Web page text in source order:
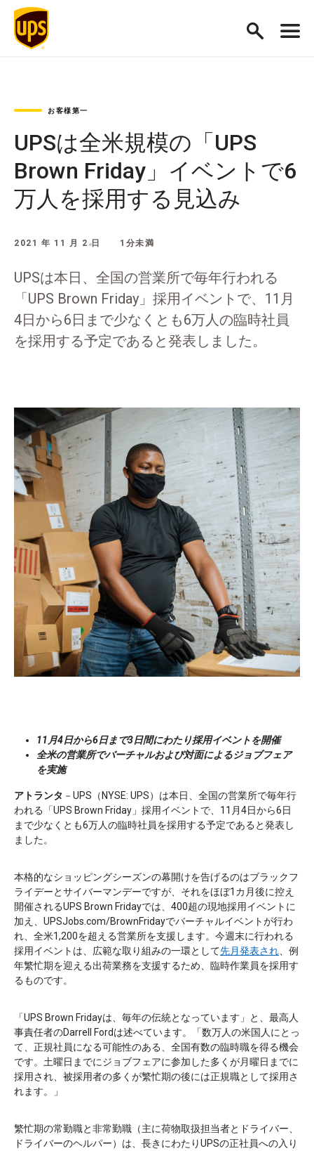
お客様第一
UPSは全米規模の「UPS
Brown Friday」イベントで6
万人を採用する見込み
2021 年 11 月 2 日 1分未満
UPSは本日、全国の営業所で毎年行われる
「UPS Brown Friday」採用イベントで、11月
4日から6日まで少なくとも6万人の臨時社員
を採用する予定であると発表しました。
11月4日から6日まで3日間にわたり採用イベントを開催
全米の営業所でバーチャルおよび対面によるジョブフェア
を実施
アトランタ －UPS（NYSE: UPS）は本日、全国の営業所で毎年行
われる「UPS Brown Friday」採用イベントで、11月4日から6日
まで少なくとも6万人の臨時社員を採用する予定であると発表し
ました。
本格的なショッピングシーズンの幕開けを告げるのはブラックフ
ライデーとサイバーマンデーですが、それをほぼ1カ月後に控え
開催されるUPS Brown Fridayでは、400超の現地採用イベントに
加え、UPSJobs.com/BrownFridayでバーチャルイベントが行わ
れ、全米1,200を超える営業所を支援します。今週末に行われる
採用イベントは、広範な取り組みの一環として先月発表され 、例
年繁忙期を迎える出荷業務を支援するため、臨時作業員を採用す
るものです。
「UPS Brown Fridayは、毎年の伝統となっています」と、最高人
事責任者のDarrell Fordは述べています。「数万人の米国人にとっ
て、正規社員になる可能性のある、全国有数の臨時職を得る機会
です。土曜日までにジョブフェアに参加した多くが月曜日までに
採用され、被採用者の多くが繁忙期の後には正規職として採用さ
れます。」
繁忙期の常勤職と非常勤職（主に荷物取扱担当者とドライバー、
ドライバーのヘルパー）は、長きにわたりUPSの正社員への入り